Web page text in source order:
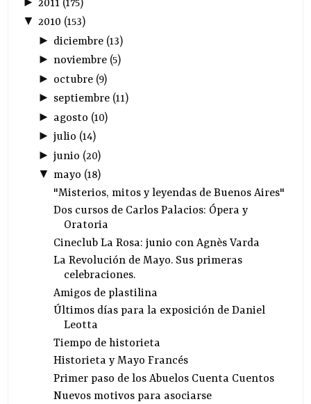
2011 (175)
▼2010 (153)
► diciembre(13)
► noviembre(5)
► octubre(9)
► septiembre(11)
► agosto (10)
► julio (14)
► junio (20)
▼ mayo (18)
"Misterios, mitos y leyendas de Buenos Aires"
Dos cursos de Carlos Palacios: Ópera y
Oratoria
Cineclub La Rosa: junio con Agnès Varda
La Revolución de Mayo. Sus primeras
celebraciones.
Amigos de plastilina
Últimos días para la exposición de Daniel
Leotta
Tiempo de historieta
Historieta y Mayo Francés
Primer paso de los Abuelos Cuenta Cuentos
Nuevos motivos para asociarse